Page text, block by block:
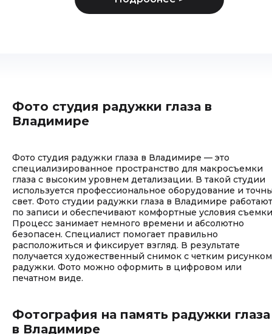
Фото студия радужки глаза в
Владимире
Фото студия радужки глаза в Владимире — это
специализированное пространство для макросъемки
глаза с высоким уровнем детализации. В такой студии
используется профессиональное оборудование и
свет. Фото студии радужки глаза в Владимире работают
по записи и обеспечивают комфортные условия
Процесс занимает немного времени и абсолютно
безопасен. Специалист помогает правильно
расположиться и фиксирует взгляд. В результате
получается художественный снимок с четким рисунком
радужки. Фото можно оформить в цифровом или
печатном виде.
Фотография на память радужки глаза
в Владимире